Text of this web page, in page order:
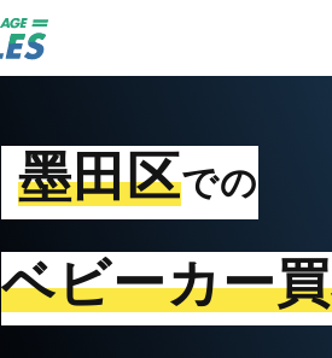
墨田区での
ベビーカー